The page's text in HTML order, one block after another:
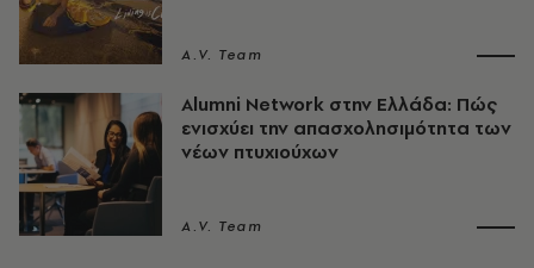
A.V. Team
Alumni Network στην Ελλάδα: Πώς
ενισχύει την απασχολησιμότητα των
νέων πτυχιούχων
A.V. Team